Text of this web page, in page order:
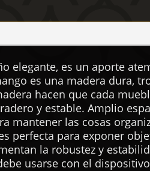
elegante, es un aporte
es una madera dura,
hacen que cada
y estable. Amplio
mantener las cosas
perfecta para exponer
la robustez y
usarse con el